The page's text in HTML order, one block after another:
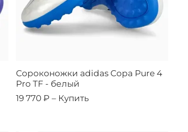
Сороконожки adidas Copa Pure 4
Pro TF - белый
19 770 ₽ – Купить